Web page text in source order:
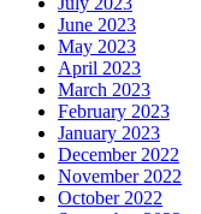
June 2023
May 2023
April 2023
March 2023
February 2023
January 2023
December 2022
November 2022
October 2022